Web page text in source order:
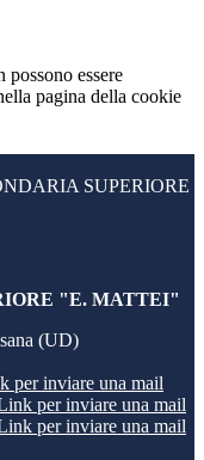
essere
pagina della cookie
SUPERIORE
"E. MATTEI"
(UD)
per inviare una mail
per inviare una mail
per inviare una mail